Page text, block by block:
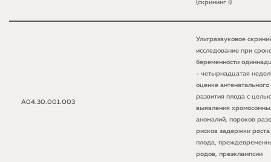
(скрининг I)
A04.30.001.003
Ультразвуковое
исследование при
беременности
- четырнадцатая
оценке антенатального
развития плода с
выявления
аномалий, пороков
рисков задержки роста
плода,
родов, преэклампсии